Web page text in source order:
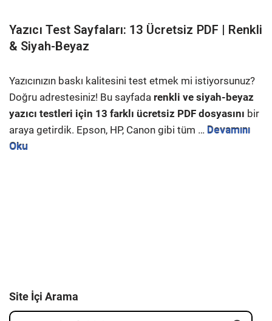
Yazıcı Test Sayfaları: 13 Ücretsiz PDF | Renkli
& Siyah-Beyaz
Yazıcınızın baskı kalitesini test etmek mi istiyorsunuz?
Doğru adrestesiniz! Bu sayfada renkli ve siyah-beyaz
yazıcı testleri için 13 farklı ücretsiz PDF dosyasını bir
araya getirdik. Epson, HP, Canon gibi tüm … Devamını
Oku
Site İçi Arama